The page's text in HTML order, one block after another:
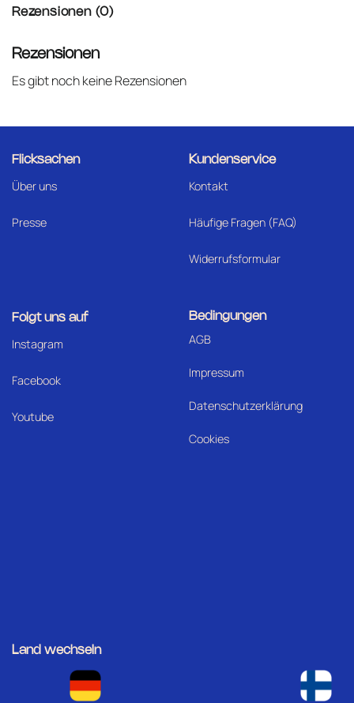
Rezensionen (0)
Rezensionen
Es gibt noch keine Rezensionen
Flicksachen
Über uns
Presse
Kundenservice
Kontakt
Häufige Fragen (FAQ)
Widerrufsformular
Folgt uns auf
Instagram
Facebook
Youtube
Bedingungen
AGB
Impressum
Datenschutzerklärung
Cookies
Land wechseln